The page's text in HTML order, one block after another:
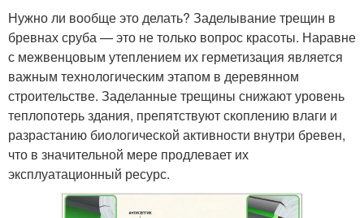
Нужно ли вообще это делать? Заделывание трещин в
бревнах сруба — это не только вопрос красоты. Наравне
с межвенцовым утеплением их герметизация является
важным технологическим этапом в деревянном
строительстве. Заделанные трещины снижают уровень
теплопотерь здания, препятствуют скоплению влаги и
разрастанию биологической активности внутри бревен,
что в значительной мере продлевает их
эксплуатационный ресурс.